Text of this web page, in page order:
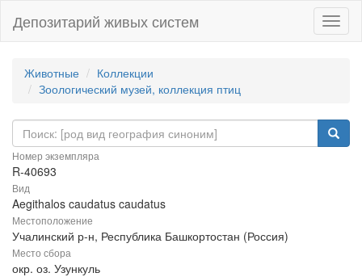
Депозитарий живых систем
Животные
Коллекции
Зоологический музей, коллекция птиц
Номер экземпляра
R-40693
Вид
Aegithalos caudatus caudatus
Местоположение
Учалинский р-н, Республика Башкортостан (Россия)
Место сбора
окр. оз. Узункуль